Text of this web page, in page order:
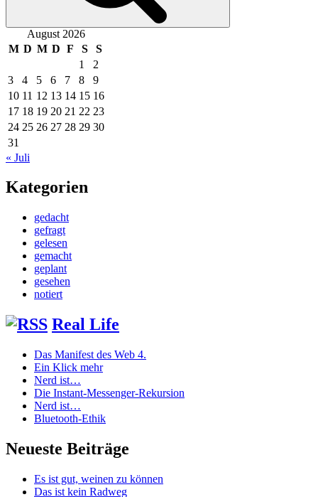
August 2026
M D M D F S
S
1
2
3
4 5 6 7 8
9
10 11 12 13 14 15 16
17 18 19 20 21 22 23
24 25 26 27 28 29 30
31
« Juli
Kategorien
gedacht
gefragt
gelesen
gemacht
geplant
gesehen
notiert
Real Life
Das Manifest des Web 4.
Ein Klick mehr
Nerd ist…
Die Instant-Messenger-Rekursion
Nerd ist…
Bluetooth-Ethik
Neueste Beiträge
Es ist gut, weinen zu können
Das ist kein Radweg